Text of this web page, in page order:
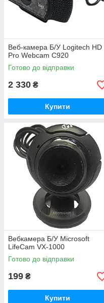
Веб-камера Б/У Logitech HD
Pro Webcam C920
Готово до відправки
2 330 ₴
Купити
Вебкамера Б/У Microsoft
LifeCam VX-1000
Готово до відправки
199 ₴
Купити